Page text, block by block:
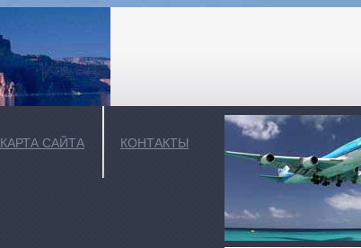
КАРТА САЙТА КОНТАКТЫ